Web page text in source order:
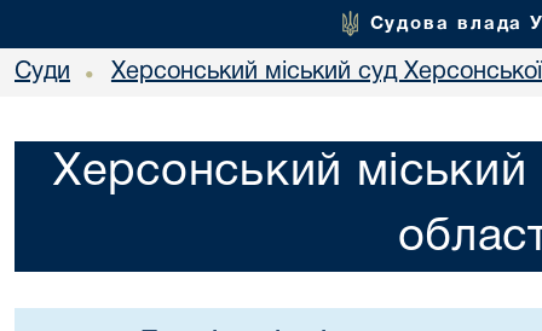
Судова влада
Суди • Херсонський міський суд Херсонської
Херсонський міський